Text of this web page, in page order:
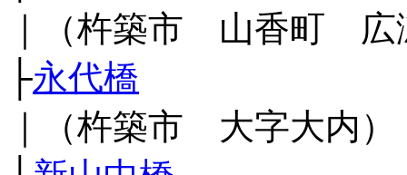
｜（杵築市 山香町 広
├永代橋
｜（杵築市 大字大内）